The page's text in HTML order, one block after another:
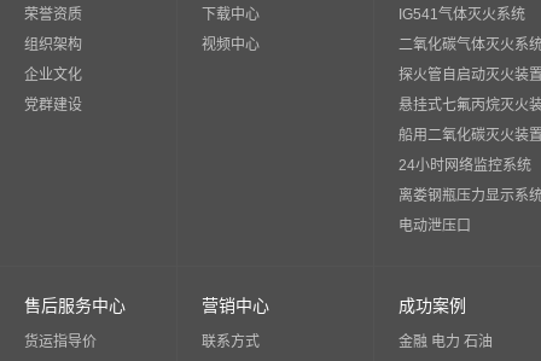
荣誉资质
组织架构
企业文化
党群建设
下载中心
视频中心
IG541气体灭火系统
二氧化碳气体灭火系
探火管自启动灭火装
悬挂式七氟丙烷灭火
船用二氧化碳灭火装
24小时网络监控系统
离娄钢瓶压力显示系
电动泄压口
售后服务中心
货运指导价
营销中心
联系方式
成功案例
金融 电力 石油